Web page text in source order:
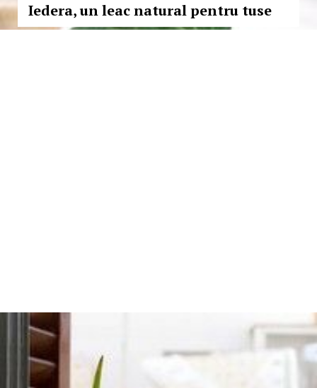
Iedera, un leac natural pentru tuse